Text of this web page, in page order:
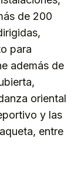
de 200
para
además de
oriental
y las
entre